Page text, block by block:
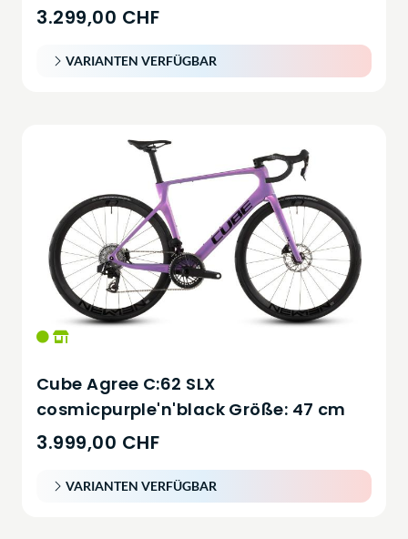
3.299,00 CHF
VARIANTEN VERFÜGBAR
Cube Agree C:62 SLX
cosmicpurple'n'black Größe: 47 cm
3.999,00 CHF
VARIANTEN VERFÜGBAR